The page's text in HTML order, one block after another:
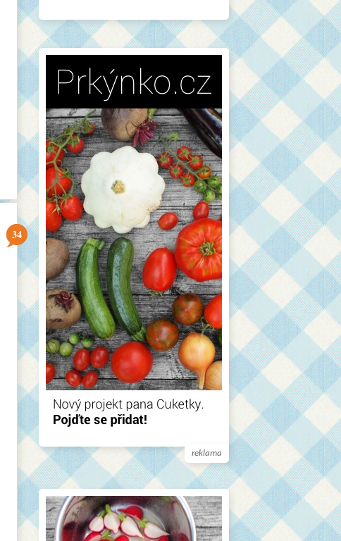
34
reklama